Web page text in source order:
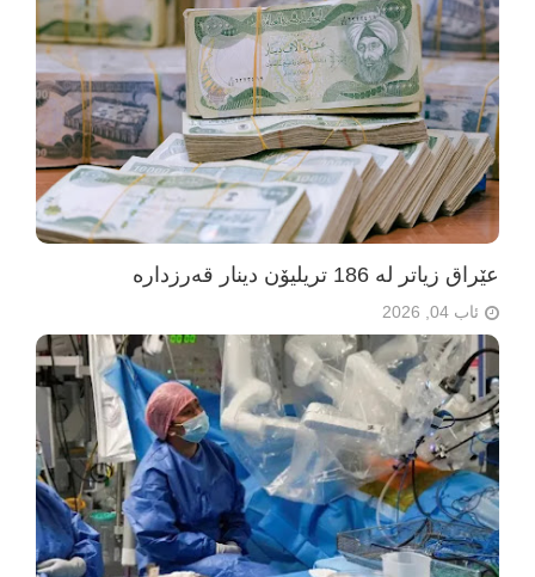
عێراق زیاتر لە 186 تریلیۆن دینار قەرزدارە
ئاب 04, 2026